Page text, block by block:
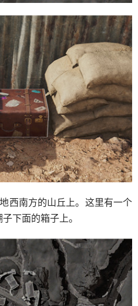
西南方的山丘上。这里有一个
下面的箱子上。